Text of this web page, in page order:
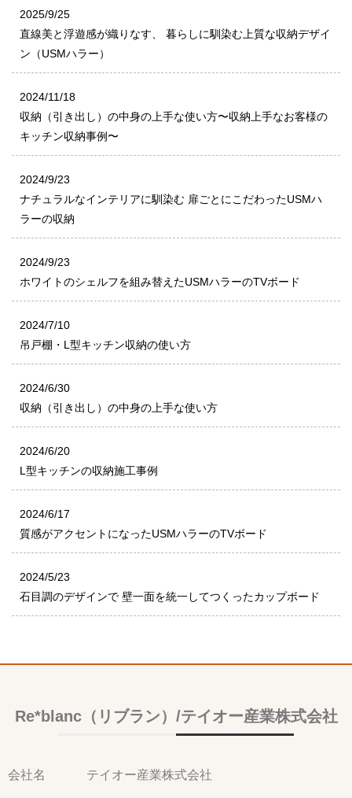
2025/9/25
直線美と浮遊感が織りなす、 暮らしに馴染む上質な収納デザイ
ン（USMハラー）
2024/11/18
収納（引き出し）の中身の上手な使い方〜収納上手なお客様の
キッチン収納事例〜
2024/9/23
ナチュラルなインテリアに馴染む 扉ごとにこだわったUSMハ
ラーの収納
2024/9/23
ホワイトのシェルフを組み替えたUSMハラーのTVボード
2024/7/10
吊戸棚・L型キッチン収納の使い方
2024/6/30
収納（引き出し）の中身の上手な使い方
2024/6/20
L型キッチンの収納施工事例
2024/6/17
質感がアクセントになったUSMハラーのTVボード
2024/5/23
石目調のデザインで 壁一面を統一してつくったカップボード
Re*blanc（リブラン）/テイオー産業株式会社
会社名 テイオー産業株式会社